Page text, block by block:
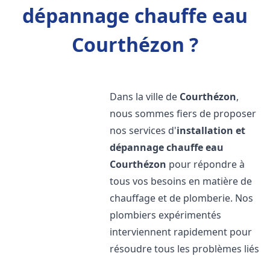
dépannage chauffe eau
Courthézon ?
Dans la ville de Courthézon,
nous sommes fiers de proposer
nos services d'installation et
dépannage chauffe eau
Courthézon pour répondre à
tous vos besoins en matière de
chauffage et de plomberie. Nos
plombiers expérimentés
interviennent rapidement pour
résoudre tous les problèmes liés